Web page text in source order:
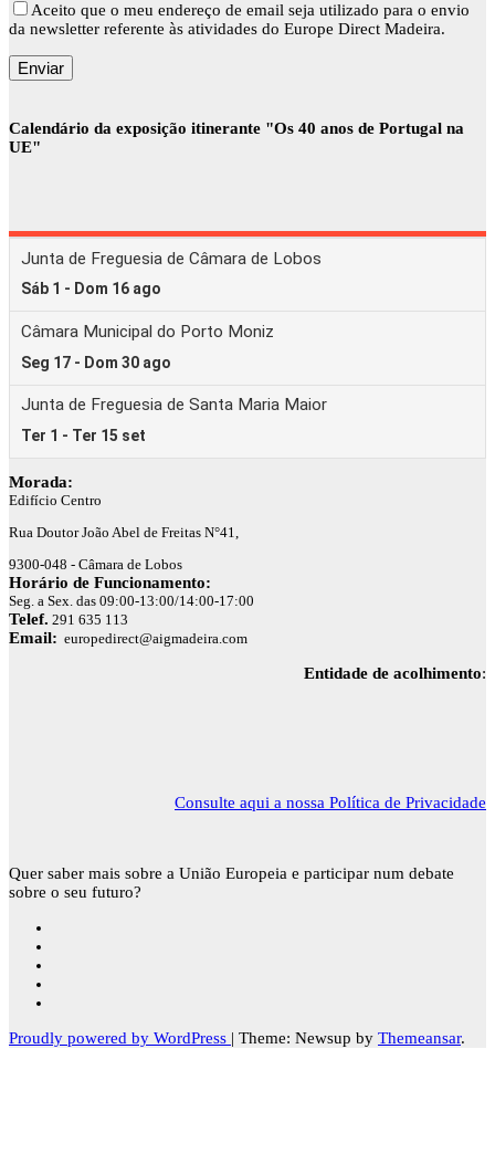
Aceito que o meu endereço de email seja utilizado para o envio
da newsletter referente às atividades do Europe Direct Madeira.
Calendário da exposição itinerante "Os 40 anos de Portugal na
UE"
Morada:
Edifício Centro
Rua Doutor João Abel de Freitas N°41,
9300-048 - Câmara de Lobos
Horário de Funcionamento:
Seg. a Sex. das 09:00-13:00/14:00-17:00
Telef. 291 635 113
Email: europedirect@aigmadeira.com
Entidade de acolhimento:
Consulte aqui a nossa Política de Privacidade
Quer saber mais sobre a União Europeia e participar num debate
sobre o seu futuro?
Proudly powered by WordPress | Theme: Newsup by Themeansar.